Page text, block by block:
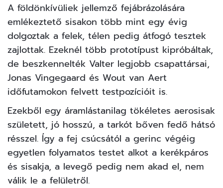
A földönkívüliek jellemző fejábrázolására
emlékeztető sisakon több mint egy évig
dolgoztak a felek, télen pedig átfogó tesztek
zajlottak. Ezeknél több prototípust kipróbáltak,
de beszkennelték Valter legjobb csapattársai,
Jonas Vingegaard és Wout van Aert
időfutamokon felvett testpozícióit is.
Ezekből egy áramlástanilag tökéletes aerosisak
született, jó hosszú, a tarkót bőven fedő hátsó
résszel. Így a fej csúcsától a gerinc végéig
egyetlen folyamatos testet alkot a kerékpáros
és sisakja, a levegő pedig nem akad el, nem
válik le a felületről.